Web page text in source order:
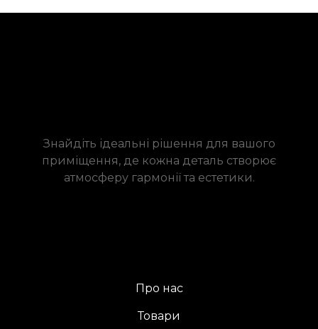
Знайдіть ідеальні рішення для вашого
приміщення, де кожна деталь створює
атмосферу гармонії та естетики.
Про нас
Товари